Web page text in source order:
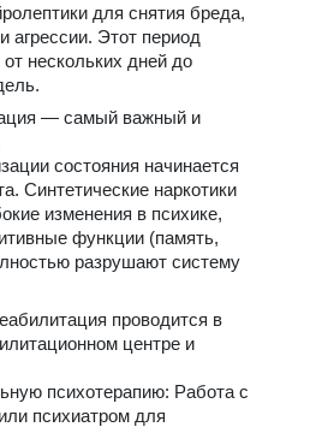
для снятия бреда,
агрессии. Этот период
нескольких дней до
— самый важный и
состояния начинается
Синтетические наркотики
изменения в психике,
функции (память,
разрушают систему
проводится в
центре и
психотерапию: Работа с
психиатром для